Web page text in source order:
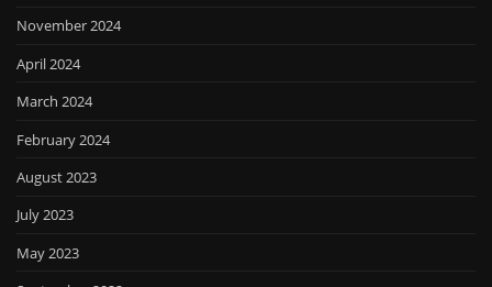
November 2024
April 2024
March 2024
February 2024
August 2023
July 2023
May 2023